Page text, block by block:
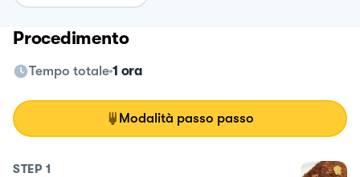
Procedimento
Tempo totale 1 ora
Modalità passo passo
STEP 1